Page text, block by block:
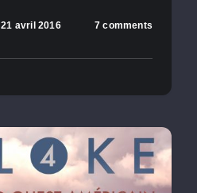
21 avril 2016 7 comments